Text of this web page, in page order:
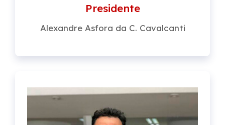
Presidente
Alexandre Asfora da C. Cavalcanti